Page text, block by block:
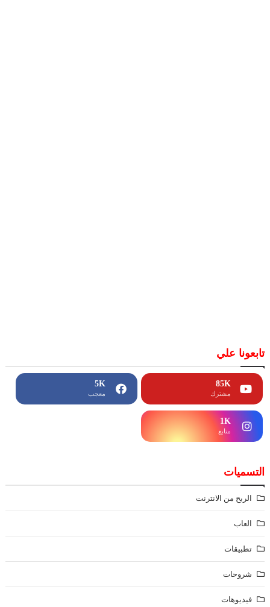
تابعونا علي
85K
مشترك
5K
معجب
1K
متابع
التسميات
الربح من الانترنت
العاب
تطبيقات
شروحات
فيديوهات